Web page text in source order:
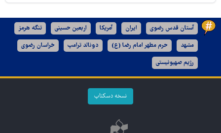
آستان قدس رضوی ایران آمریکا اربعین حسینی تنگه هرمز
مشهد حرم مطهر امام رضا (ع) دونالد ترامپ خراسان رضوی
رژیم صهیونیستی
نسخه دسکتاپ